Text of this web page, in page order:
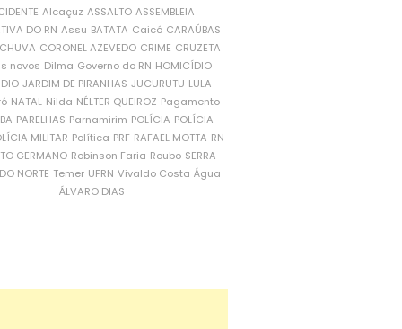
Alcaçuz ASSALTO ASSEMBLEIA
DO RN Assu BATATA Caicó CARAÚBAS
CORONEL AZEVEDO CRIME CRUZETA
novos Dilma Governo do RN HOMICÍDIO
JARDIM DE PIRANHAS JUCURUTU LULA
NATAL Nilda NÉLTER QUEIROZ Pagamento
PARELHAS Parnamirim POLÍCIA POLÍCIA
MILITAR Política PRF RAFAEL MOTTA RN
GERMANO Robinson Faria Roubo SERRA
NORTE Temer UFRN Vivaldo Costa Água
ÁLVARO DIAS